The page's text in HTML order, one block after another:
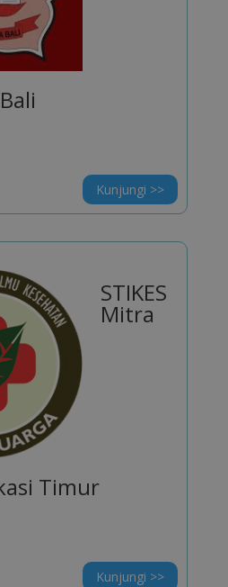
Kunjungi >>
STIKES
Mitra
Timur
Kunjungi >>